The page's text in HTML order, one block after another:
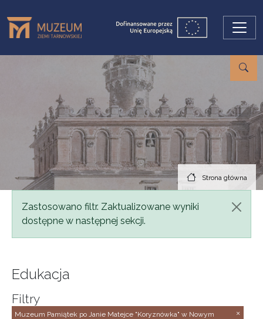
Strona główna
Komunikat
Zastosowano filtr. Zaktualizowane wyniki
dostępne w następnej sekcji.
Edukacja
Filtry
Muzeum Pamiątek po Janie Matejce "Koryznówka" w Nowym